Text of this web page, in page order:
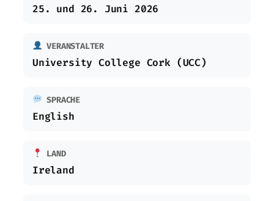
25. und 26. Juni 2026
VERANSTALTER
University College Cork (UCC)
SPRACHE
English
LAND
Ireland